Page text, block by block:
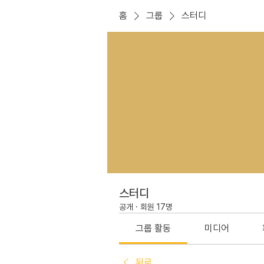
홈 그룹 스터디
스터디
공개 · 회원 17명
그룹 활동 미디어